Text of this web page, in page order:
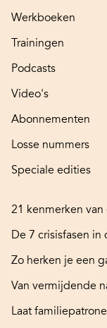
Werkboeken
Trainingen
Podcasts
Video's
Abonnementen
Losse nummers
Speciale edities
21 kenmerken van
De 7 crisisfasen in
Zo herken je een
Van vermijdende
Laat